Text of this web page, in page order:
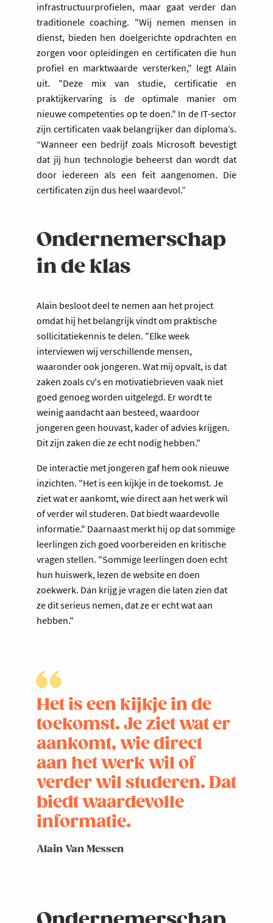
infrastructuurprofielen, maar gaat verder dan
traditionele coaching. "Wij nemen mensen in
dienst, bieden hen doelgerichte opdrachten en
zorgen voor opleidingen en certificaten die hun
profiel en marktwaarde versterken," legt Alain
uit. "Deze mix van studie, certificatie en
praktijkervaring is de optimale manier om
nieuwe competenties op te doen." In de IT-sector
zijn certificaten vaak belangrijker dan diploma’s.
“Wanneer een bedrijf zoals Microsoft bevestigt
dat jij hun technologie beheerst dan wordt dat
door iedereen als een feit aangenomen. Die
certificaten zijn dus heel waardevol.”
Ondernemerschap
in de klas
Alain besloot deel te nemen aan het project
omdat hij het belangrijk vindt om praktische
sollicitatiekennis te delen. "Elke week
interviewen wij verschillende mensen,
waaronder ook jongeren. Wat mij opvalt, is dat
zaken zoals cv's en motivatiebrieven vaak niet
goed genoeg worden uitgelegd. Er wordt te
weinig aandacht aan besteed, waardoor
jongeren geen houvast, kader of advies krijgen.
Dit zijn zaken die ze echt nodig hebben."
De interactie met jongeren gaf hem ook nieuwe
inzichten. "Het is een kijkje in de toekomst. Je
ziet wat er aankomt, wie direct aan het werk wil
of verder wil studeren. Dat biedt waardevolle
informatie." Daarnaast merkt hij op dat sommige
leerlingen zich goed voorbereiden en kritische
vragen stellen. "Sommige leerlingen doen echt
hun huiswerk, lezen de website en doen
zoekwerk. Dan krijg je vragen die laten zien dat
ze dit serieus nemen, dat ze er echt wat aan
hebben."
Het is een kijkje in de
toekomst. Je ziet wat er
aankomt, wie direct
aan het werk wil of
verder wil studeren. Dat
biedt waardevolle
informatie.
Alain Van Messen